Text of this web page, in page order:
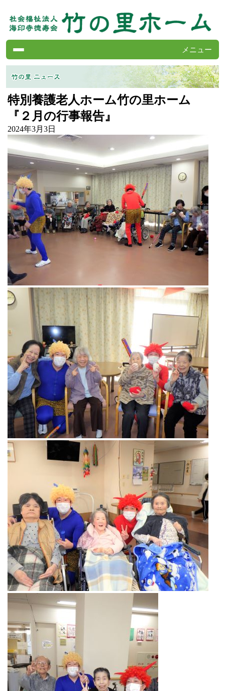
メニュー
竹の里ホームの案内
サービスの案内
施設の紹介
よくある質問
求人情報
竹の里ニュース
会報・竹の里ホーム
各種書類
お問い合わせ
第二竹の里ホーム
特別養護老人ホーム竹の里ホーム
『２月の行事報告』
2024年3月3日